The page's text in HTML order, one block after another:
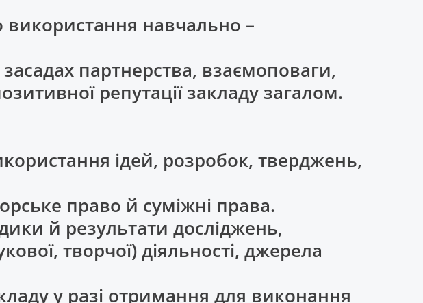
використання навчально –
партнерства, взаємоповаги,
репутації закладу загалом.
ідей, розробок, тверджень,
право й суміжні права.
й результати досліджень,
творчої) діяльності, джерела
у разі отримання для виконання